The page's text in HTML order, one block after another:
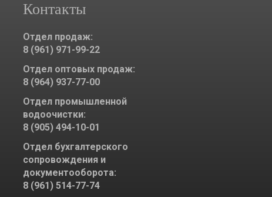
Контакты
Отдел продаж:
8 (961) 971-99-22
Отдел оптовых продаж:
8 (964) 937-77-00
Отдел промышленной
водоочистки:
8 (905) 494-10-01
Отдел бухгалтерского
сопровождения и
документооборота:
8 (961) 514-77-74